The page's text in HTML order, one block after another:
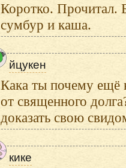
Коротко. Прочитал.
сумбур и каша.
йцукен
Кака ты почему ещё
от священного
доказать свою
кике